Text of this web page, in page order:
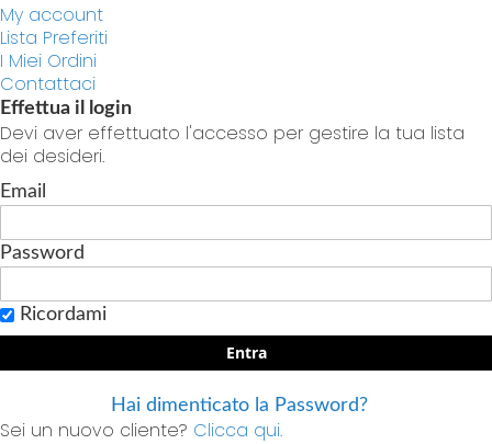
My account
Lista Preferiti
I Miei Ordini
Contattaci
Effettua il login
Devi aver effettuato l'accesso per gestire la tua lista
dei desideri.
Email
Password
Ricordami
Entra
Hai dimenticato la Password?
Sei un nuovo cliente? Clicca qui.